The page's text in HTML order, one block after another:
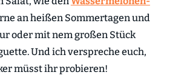
an heißen Sommertagen und
oder mit nem großen Stück
Und ich verspreche euch,
müsst ihr probieren!